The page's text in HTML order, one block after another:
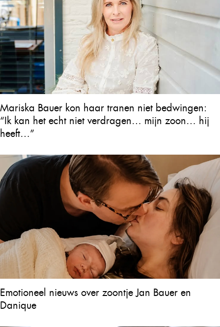
Mariska Bauer kon haar tranen niet bedwingen:
“Ik kan het echt niet verdragen… mijn zoon… hij
heeft…”
Emotioneel nieuws over zoontje Jan Bauer en
Danique